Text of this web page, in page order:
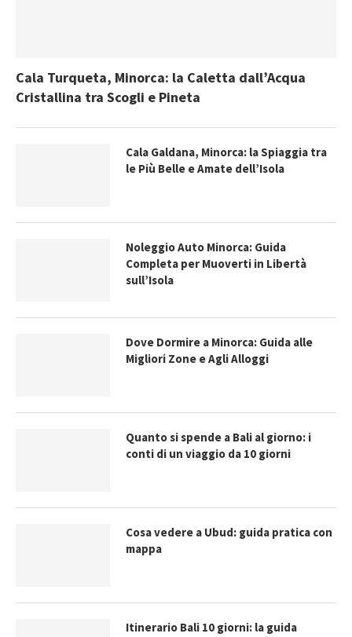
Cala Turqueta, Minorca: la Caletta dall’Acqua
Cristallina tra Scogli e Pineta
Cala Galdana, Minorca: la Spiaggia tra
le Più Belle e Amate dell’Isola
Noleggio Auto Minorca: Guida
Completa per Muoverti in Libertà
sull’Isola
Dove Dormire a Minorca: Guida alle
Migliori Zone e Agli Alloggi
Quanto si spende a Bali al giorno: i
conti di un viaggio da 10 giorni
Cosa vedere a Ubud: guida pratica con
mappa
Itinerario Bali 10 giorni: la guida